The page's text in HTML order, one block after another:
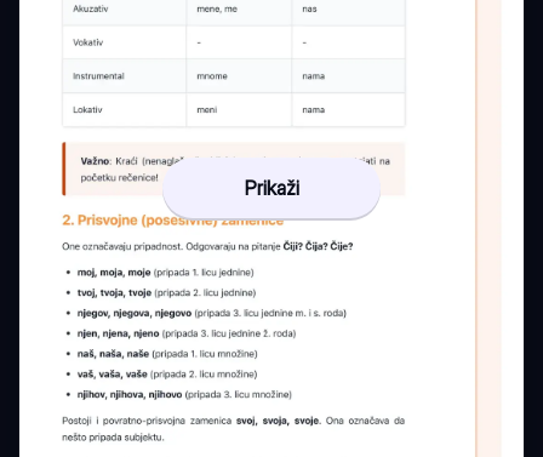
Prikaži